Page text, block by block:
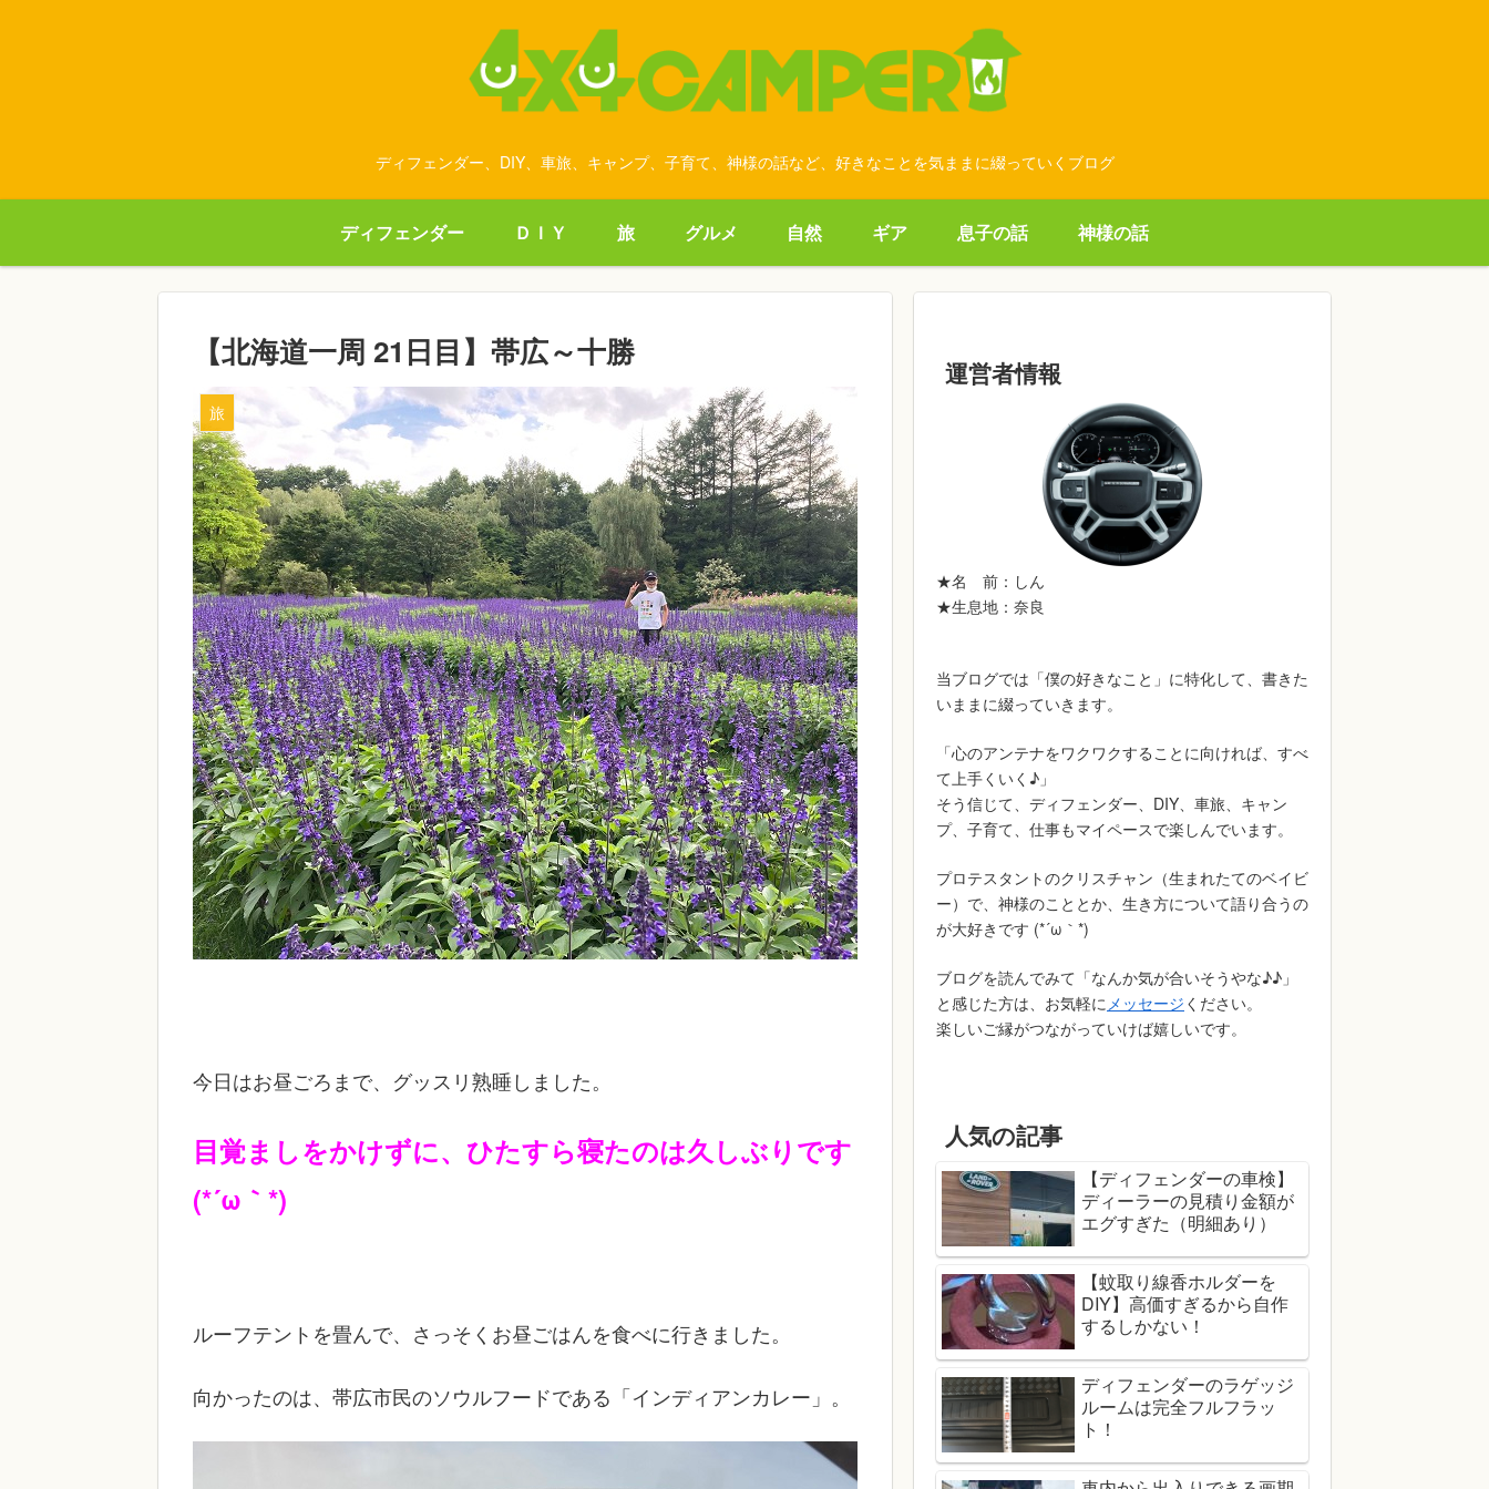
ディフェンダー、DIY、車旅、キャンプ、子育て、神様の話など、好きなことを気ままに綴っていくブログ
ディフェンダー ＤＩＹ 旅 グルメ 自然 ギア 息子の話 神様の話
【北海道一周 21日目】帯広～十勝
旅
今日はお昼ごろまで、グッスリ熟睡しました。
目覚ましをかけずに、ひたすら寝たのは久しぶりです
(*´ω｀*)
ルーフテントを畳んで、さっそくお昼ごはんを食べに行きました。
向かったのは、帯広市民のソウルフードである「インディアンカレー」。
運営者情報
★名 前：しん
★生息地：奈良
当ブログでは「僕の好きなこと」に特化して、書きた
いままに綴っていきます。
「心のアンテナをワクワクすることに向ければ、すべ
て上手くいく♪」
そう信じて、ディフェンダー、DIY、車旅、キャン
プ、子育て、仕事もマイペースで楽しんでいます。
プロテスタントのクリスチャン（生まれたてのベイビ
ー）で、神様のこととか、生き方について語り合うの
が大好きです (*´ω｀*)
ブログを読んでみて「なんか気が合いそうやな♪♪」
と感じた方は、お気軽にメッセージ ください。
楽しいご縁がつながっていけば嬉しいです。
人気の記事
【ディフェンダーの車検】
ディーラーの見積り金額が
エグすぎた（明細あり）
【蚊取り線香ホルダーを
DIY】高価すぎるから自作
するしかない！
ディフェンダーのラゲッジ
ルームは完全フルフラッ
ト！